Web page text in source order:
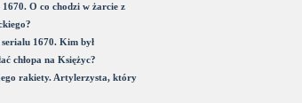
1670. O co chodzi w żarcie z
1670. Kim był
chłopa na Księżyc?
rakiety. Artylerzysta, który